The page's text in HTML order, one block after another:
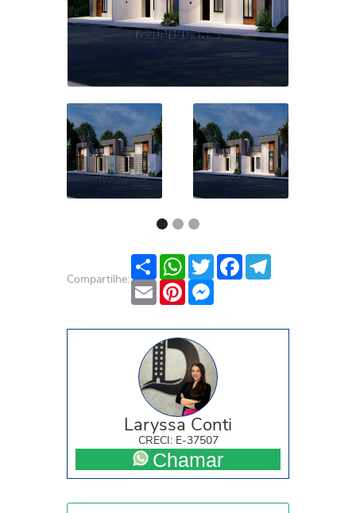
Compartilhe:
Share WhatsApp
TwitterFacebook
Email Pinterest
Laryssa Conti
CRECI: E-37507
Chamar